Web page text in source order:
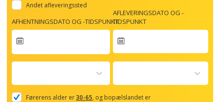
Andet afleveringssted
AFHENTNINGSDATO OG -TIDSPUNKT
forward
with
the
AFLEVERINGSDATO OG -
TIDSPUNKT
Førerens alder er30-65, og bopælslandet er